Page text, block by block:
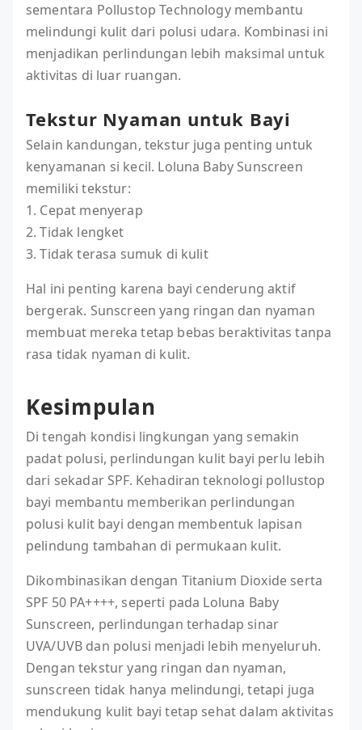
sementara Pollustop Technology membantu
melindungi kulit dari polusi udara. Kombinasi ini
menjadikan perlindungan lebih maksimal untuk
aktivitas di luar ruangan.
Tekstur Nyaman untuk Bayi
Selain kandungan, tekstur juga penting untuk
kenyamanan si kecil. Loluna Baby Sunscreen
memiliki tekstur:
1. Cepat menyerap
2. Tidak lengket
3. Tidak terasa sumuk di kulit
Hal ini penting karena bayi cenderung aktif
bergerak. Sunscreen yang ringan dan nyaman
membuat mereka tetap bebas beraktivitas tanpa
rasa tidak nyaman di kulit.
Kesimpulan
Di tengah kondisi lingkungan yang semakin
padat polusi, perlindungan kulit bayi perlu lebih
dari sekadar SPF. Kehadiran teknologi pollustop
bayi membantu memberikan perlindungan
polusi kulit bayi dengan membentuk lapisan
pelindung tambahan di permukaan kulit.
Dikombinasikan dengan Titanium Dioxide serta
SPF 50 PA++++, seperti pada Loluna Baby
Sunscreen, perlindungan terhadap sinar
UVA/UVB dan polusi menjadi lebih menyeluruh.
Dengan tekstur yang ringan dan nyaman,
sunscreen tidak hanya melindungi, tetapi juga
mendukung kulit bayi tetap sehat dalam aktivitas